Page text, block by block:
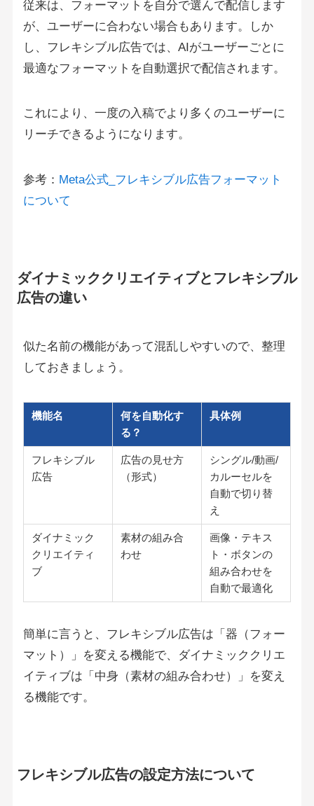
従来は、フォーマットを自分で選んで配信します
が、ユーザーに合わない場合もあります。しか
し、フレキシブル広告では、AIがユーザーごとに
最適なフォーマットを自動選択で配信されます。
これにより、一度の入稿でより多くのユーザーに
リーチできるようになります。
参考： Meta公式_フレキシブル広告フォーマット
について
ダイナミッククリエイティブとフレキシブル
広告の違い
似た名前の機能があって混乱しやすいので、整理
しておきましょう。
機能名
何を自動化す
る？
具体例
フレキシブル
広告
広告の見せ方
（形式）
シングル/動画/
カルーセルを
自動で切り替
え
ダイナミック
クリエイティ
ブ
素材の組み合
わせ
画像・テキス
ト・ボタンの
組み合わせを
自動で最適化
簡単に言うと、フレキシブル広告は「器（フォー
マット）」を変える機能で、ダイナミッククリエ
イティブは「中身（素材の組み合わせ）」を変え
る機能です。
フレキシブル広告の設定方法について